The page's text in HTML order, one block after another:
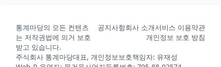
통계마당의 모든 컨텐츠
는 저작권법에 의거 보호
받고 있습니다.
공지사항회사 소개서비스 이용약관
개인정보 보호 방침
주식회사 통계마당대표, 개인정보보호책임자: 유재성